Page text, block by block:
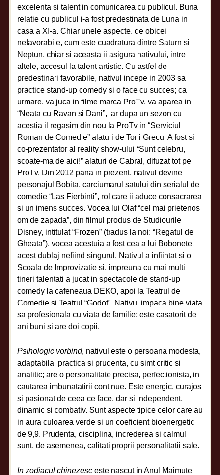
excelenta si talent in comunicarea cu publicul. Buna
relatie cu publicul i-a fost predestinata de Luna in
casa a XI-a. Chiar unele aspecte, de obicei
nefavorabile, cum este cuadratura dintre Saturn si
Neptun, chiar si aceasta ii asigura nativului, intre
altele, accesul la talent artistic. Cu astfel de
predestinari favorabile, nativul incepe in 2003 sa
practice stand-up comedy si o face cu succes; ca
urmare, va juca in filme marca ProTv, va aparea in
“Neata cu Ravan si Dani”, iar dupa un sezon cu
acestia il regasim din nou la ProTv in “Serviciul
Roman de Comedie” alaturi de Toni Grecu. A fost si
co-prezentator al reality show-ului “Sunt celebru,
scoate-ma de aici!” alaturi de Cabral, difuzat tot pe
ProTv. Din 2012 pana in prezent, nativul devine
personajul Bobita, carciumarul satului din serialul de
comedie “Las Fierbinti”, rol care ii aduce consacrarea
si un imens succes. Vocea lui Olaf “cel mai prietenos
om de zapada”, din filmul produs de Studiourile
Disney, intitulat “Frozen” (tradus la noi: “Regatul de
Gheata”), vocea acestuia a fost cea a lui Bobonete,
acest dublaj nefiind singurul. Nativul a infiintat si o
Scoala de Improvizatie si, impreuna cu mai multi
tineri talentati a jucat in spectacole de stand-up
comedy la cafeneaua DEKO, apoi la Teatrul de
Comedie si Teatrul “Godot”. Nativul impaca bine viata
sa profesionala cu viata de familie; este casatorit de
ani buni si are doi copii.
Psihologic vorbind, nativul este o persoana modesta,
adaptabila, practica si prudenta, cu simt critic si
analitic; are o personalitate precisa, perfectionista, in
cautarea imbunatatirii continue. Este energic, curajos
si pasionat de ceea ce face, dar si independent,
dinamic si combativ. Sunt aspecte tipice celor care au
in aura culoarea verde si un coeficient bioenergetic
de 9,9. Prudenta, disciplina, increderea si calmul
sunt, de asemenea, calitati proprii personalitatii sale.
In zodiacul chinezesc este nascut in Anul Maimutei